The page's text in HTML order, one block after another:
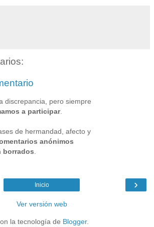
discrepancia, pero siempre
a participar.
de hermandad, afecto y
anónimos
borrados
›
Inicio
Ver versión web
la tecnología de Blogger.